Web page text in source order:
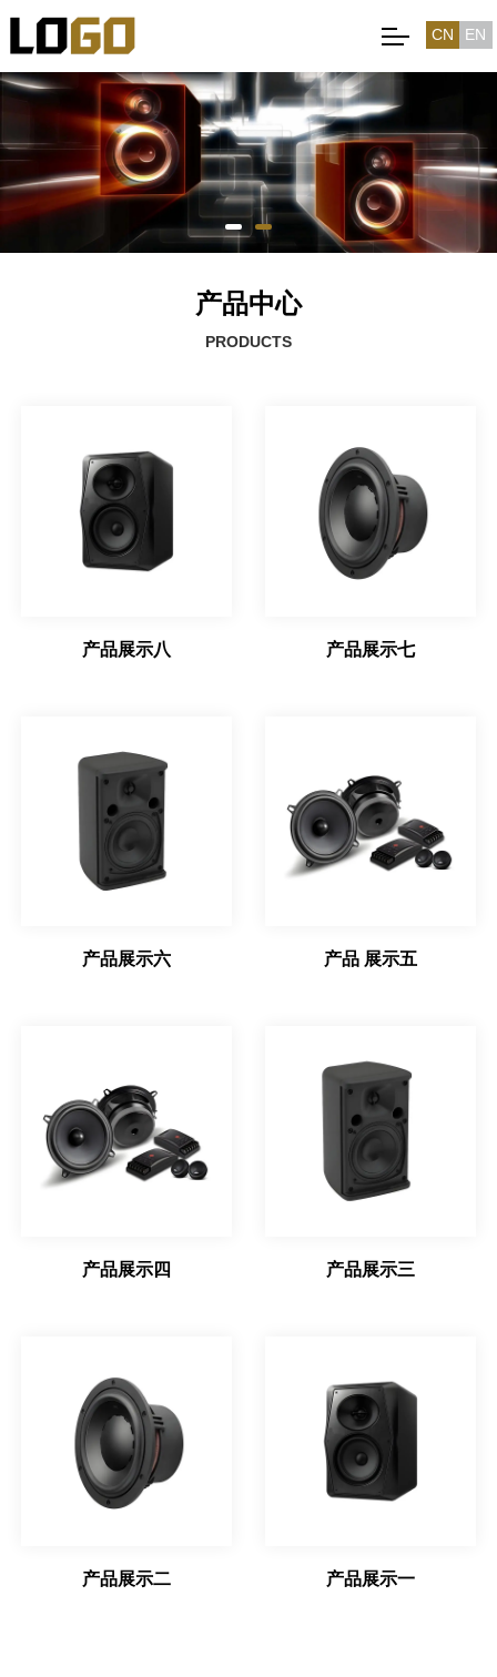
CN EN
产品中心
PRODUCTS
产品展示八 产品展示七
产品展示六 产品 展示五
产品展示四 产品展示三
产品展示二 产品展示一